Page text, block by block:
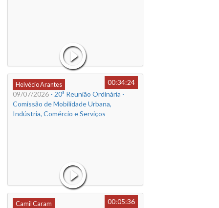
Helvécio Arantes
00:34:24
09/07/2026 - 20ª Reunião Ordinária -
Comissão de Mobilidade Urbana,
Indústria, Comércio e Serviços
Camil Caram
00:05:36